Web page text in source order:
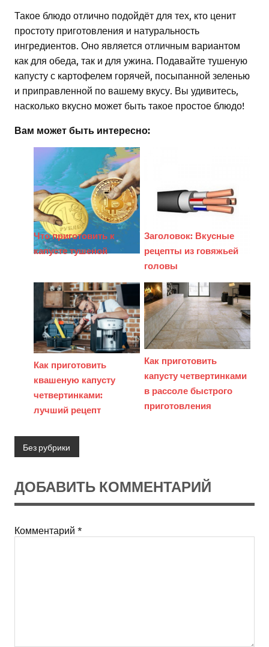
Такое блюдо отлично подойдёт для тех, кто ценит
простоту приготовления и натуральность
ингредиентов. Оно является отличным вариантом
как для обеда, так и для ужина. Подавайте тушеную
капусту с картофелем горячей, посыпанной зеленью
и приправленной по вашему вкусу. Вы удивитесь,
насколько вкусно может быть такое простое блюдо!
Вам может быть интересно:
Что приготовить к
капусте тушеной
Заголовок: Вкусные
рецепты из говяжьей
головы
Как приготовить
квашеную капусту
четвертинками:
лучший рецепт
Как приготовить
капусту четвертинками
в рассоле быстрого
приготовления
Без рубрики
ДОБАВИТЬ КОММЕНТАРИЙ
Комментарий *